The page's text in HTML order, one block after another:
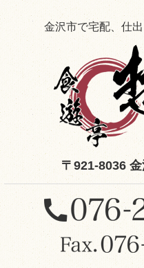
情
報！
金沢市で宅配、仕
〒921-8036